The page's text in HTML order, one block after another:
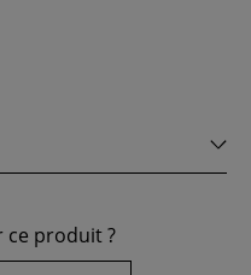
ce produit ?